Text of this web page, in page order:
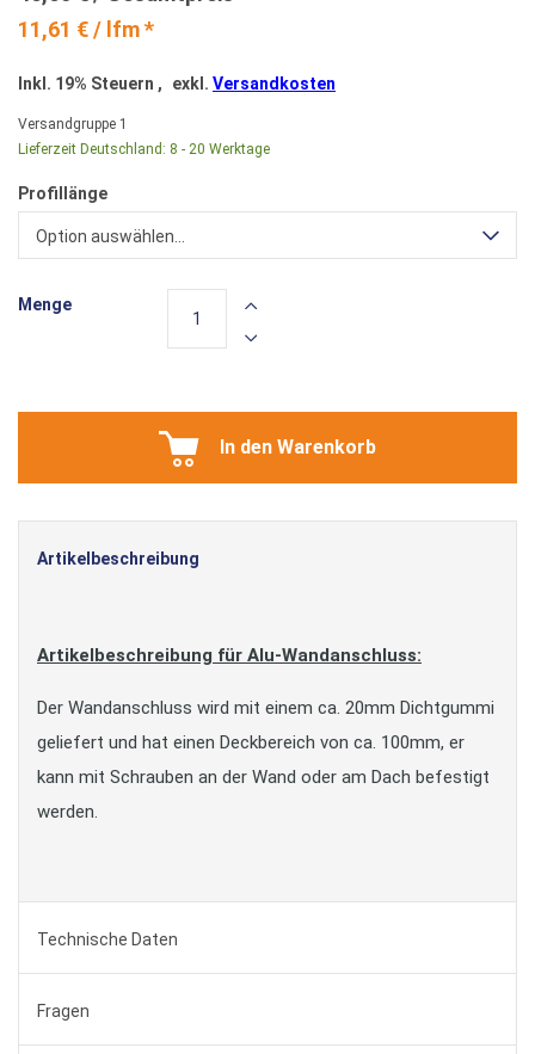
11,61 € / lfm *
Inkl. 19% Steuern , exkl. Versandkosten
Versandgruppe 1
Lieferzeit Deutschland: 8 - 20 Werktage
Profillänge
Option auswählen...
Menge
In den Warenkorb
Artikelbeschreibung
Artikelbeschreibung für Alu-Wandanschluss:
Der Wandanschluss wird mit einem ca. 20mm Dichtgummi
geliefert und hat einen Deckbereich von ca. 100mm, er
kann mit Schrauben an der Wand oder am Dach befestigt
werden.
Technische Daten
Fragen